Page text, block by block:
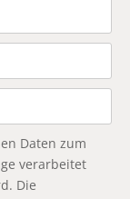
Daten zum
verarbeitet
Die